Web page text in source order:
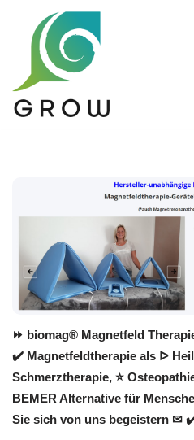
Zum
springen
⏩ biomag® Magnetfeld
✔️ Magnetfeldtherapie als ᐅ
Schmerztherapie, ⭐
BEMER Alternative für
Sie sich von uns begeistern ✉